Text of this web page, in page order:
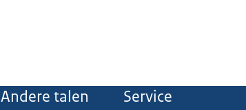
Andere talen Service